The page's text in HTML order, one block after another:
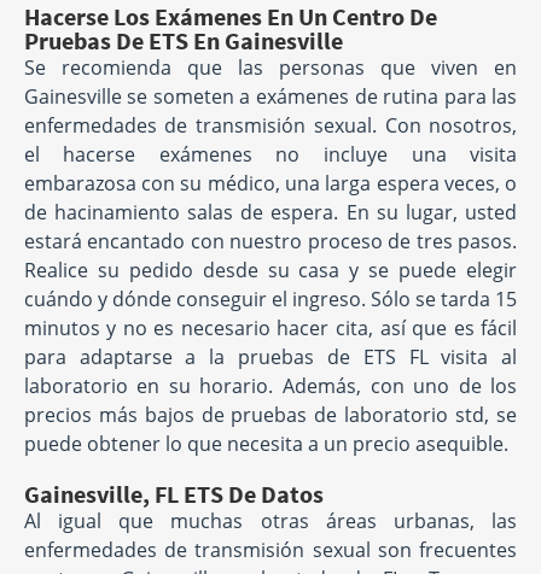
Hacerse Los Exámenes En Un Centro De
Pruebas De ETS En Gainesville
Se recomienda que las personas que viven en
Gainesville se someten a exámenes de rutina para las
enfermedades de transmisión sexual. Con nosotros,
el hacerse exámenes no incluye una visita
embarazosa con su médico, una larga espera veces, o
de hacinamiento salas de espera. En su lugar, usted
estará encantado con nuestro proceso de tres pasos.
Realice su pedido desde su casa y se puede elegir
cuándo y dónde conseguir el ingreso. Sólo se tarda 15
minutos y no es necesario hacer cita, así que es fácil
para adaptarse a la pruebas de ETS FL visita al
laboratorio en su horario. Además, con uno de los
precios más bajos de pruebas de laboratorio std, se
puede obtener lo que necesita a un precio asequible.
Gainesville, FL ETS De Datos
Al igual que muchas otras áreas urbanas, las
enfermedades de transmisión sexual son frecuentes